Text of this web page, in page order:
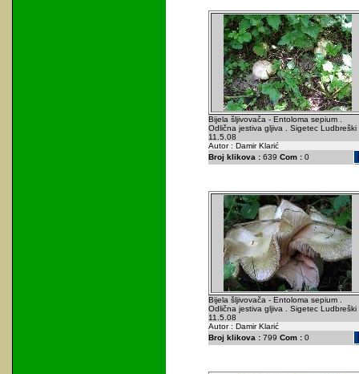
Bijela šljivovača - Entoloma sepium .
Odlična jestiva gljiva . Sigetec Ludbreški
11.5.08
Autor : Damir Klarić
Broj klikova :639 Com :0
Bijela šljivovača - Entoloma sepium .
Odlična jestiva gljiva . Sigetec Ludbreški
11.5.08
Autor : Damir Klarić
Broj klikova :799 Com :0